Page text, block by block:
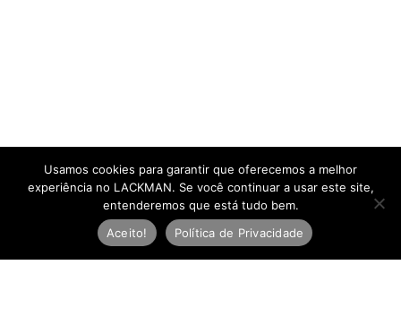
Usamos cookies para garantir que oferecemos a melhor
experiência no LACKMAN. Se você continuar a usar este site,
entenderemos que está tudo bem.
Aceito!
Política de Privacidade